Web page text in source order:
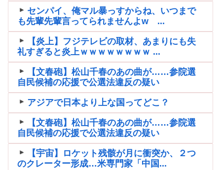
センパイ、俺マル暴っすからね、いつまで
も先輩先輩言ってられませんよw ...
【炎上】フジテレビの取材、あまりにも失
礼すぎると炎上ｗｗｗｗｗｗｗｗ ...
【文春砲】松山千春のあの曲が……参院選
自民候補の応援で公選法違反の疑い
アジアで日本より上な国ってどこ？
【文春砲】松山千春のあの曲が……参院選
自民候補の応援で公選法違反の疑い
【宇宙】ロケット残骸が月に衝突か、２つ
のクレーター形成…米専門家「中国...